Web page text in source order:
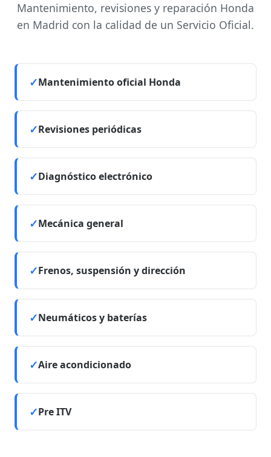
Mantenimiento, revisiones y reparación Honda
en Madrid con la calidad de un Servicio Oficial.
Mantenimiento oficial Honda
Revisiones periódicas
Diagnóstico electrónico
Mecánica general
Frenos, suspensión y dirección
Neumáticos y baterías
Aire acondicionado
Pre ITV